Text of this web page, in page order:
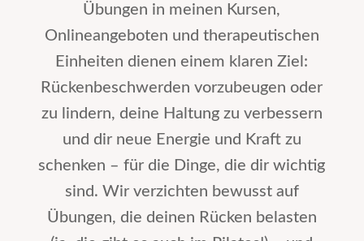
Übungen in meinen Kursen,
Onlineangeboten und therapeutischen
Einheiten dienen einem klaren Ziel:
Rückenbeschwerden vorzubeugen oder
zu lindern, deine Haltung zu verbessern
und dir neue Energie und Kraft zu
schenken – für die Dinge, die dir wichtig
sind. Wir verzichten bewusst auf
Übungen, die deinen Rücken belasten